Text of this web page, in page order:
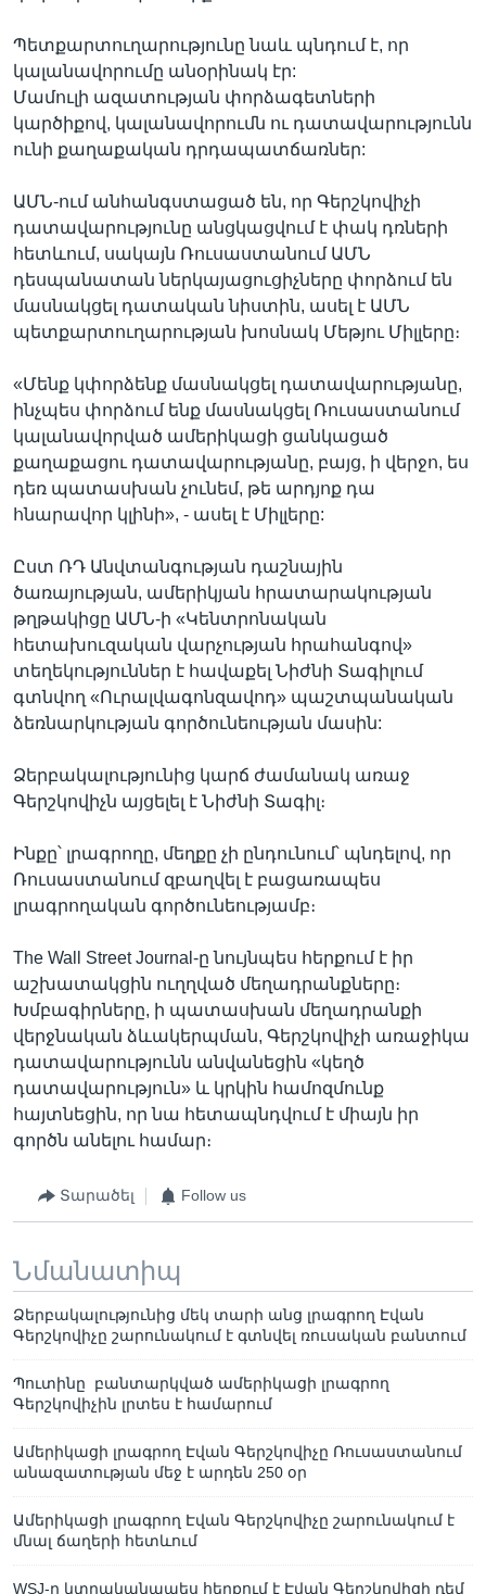
Պետքարտուղարությունը նաև պնդում է, որ
կալանավորումը անօրինակ էր:
Մամուլի ազատության փորձագետների
կարծիքով, կալանավորումն ու դատավարությունն
ունի քաղաքական դրդապատճառներ:
ԱՄՆ-ում անհանգստացած են, որ Գերշկովիչի
դատավարությունը անցկացվում է փակ դռների
հետևում, սակայն Ռուսաստանում ԱՄՆ
դեսպանատան ներկայացուցիչները փորձում են
մասնակցել դատական նիստին, ասել է ԱՄՆ
պետքարտուղարության խոսնակ Մեթյու Միլլերը։
«Մենք կփորձենք մասնակցել դատավարությանը,
ինչպես փորձում ենք մասնակցել Ռուսաստանում
կալանավորված ամերիկացի ցանկացած
քաղաքացու դատավարությանը, բայց, ի վերջո, ես
դեռ պատասխան չունեմ, թե արդյոք դա
հնարավոր կլինի», - ասել է Միլլերը:
Ըստ ՌԴ Անվտանգության դաշնային
ծառայության, ամերիկյան հրատարակության
թղթակիցը ԱՄՆ-ի «Կենտրոնական
հետախուզական վարչության հրահանգով»
տեղեկություններ է հավաքել Նիժնի Տագիլում
գտնվող «Ուրալվագոնզավոդ» պաշտպանական
ձեռնարկության գործունեության մասին:
Ձերբակալությունից կարճ ժամանակ առաջ
Գերշկովիչն այցելել է Նիժնի Տագիլ։
Ինքը՝ լրագրողը, մեղքը չի ընդունում՝ պնդելով, որ
Ռուսաստանում զբաղվել է բացառապես
լրագրողական գործունեությամբ։
The Wall Street Journal-ը նույնպես հերքում է իր
աշխատակցին ուղղված մեղադրանքները։
Խմբագիրները, ի պատասխան մեղադրանքի
վերջնական ձևակերպման, Գերշկովիչի առաջիկա
դատավարությունն անվանեցին «կեղծ
դատավարություն» և կրկին համոզմունք
հայտնեցին, որ նա հետապնդվում է միայն իր
գործն անելու համար։
Տարածել Follow us
Նմանատիպ
Ձերբակալությունից մեկ տարի անց լրագրող Էվան
Գերշկովիչը շարունակում է գտնվել ռուսական բանտում
Պուտինը բանտարկված ամերիկացի լրագրող
Գերշկովիչին լրտես է համարում
Ամերիկացի լրագրող Էվան Գերշկովիչը Ռուսաստանում
անազատության մեջ է արդեն 250 օր
Ամերիկացի լրագրող Էվան Գերշկովիչը շարունակում է
մնալ ճաղերի հետևում
WSJ-ը կտրականապես հերքում է Էվան Գերշկովիցի դեմ